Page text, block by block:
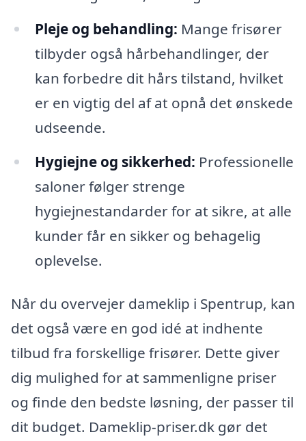
Pleje og behandling: Mange frisører
tilbyder også hårbehandlinger, der
kan forbedre dit hårs tilstand, hvilket
er en vigtig del af at opnå det ønskede
udseende.
Hygiejne og sikkerhed: Professionelle
saloner følger strenge
hygiejnestandarder for at sikre, at alle
kunder får en sikker og behagelig
oplevelse.
Når du overvejer dameklip i Spentrup, kan
det også være en god idé at indhente
tilbud fra forskellige frisører. Dette giver
dig mulighed for at sammenligne priser
og finde den bedste løsning, der passer til
dit budget. Dameklip-priser.dk gør det